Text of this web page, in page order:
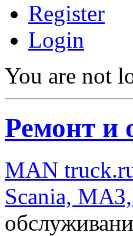
Register
Login
You are not
Ремонт и
MAN
Scania,